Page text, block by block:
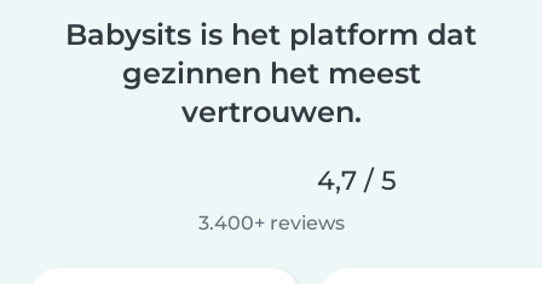
Babysits is het platform dat
gezinnen het meest
vertrouwen.
4,7 / 5
3.400+ reviews